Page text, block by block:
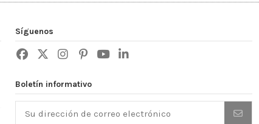
Síguenos
Boletín informativo